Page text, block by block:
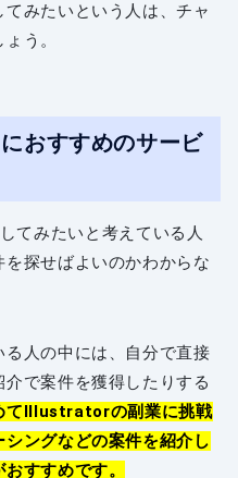
みたいという人は、チャ
う。
おすすめのサービ
てみたいと考えている人
探せばよいのかわからな
人の中には、自分で直接
で案件を獲得したりする
てIllustratorの副業に挑戦
ングなどの案件を紹介し
すすめです。